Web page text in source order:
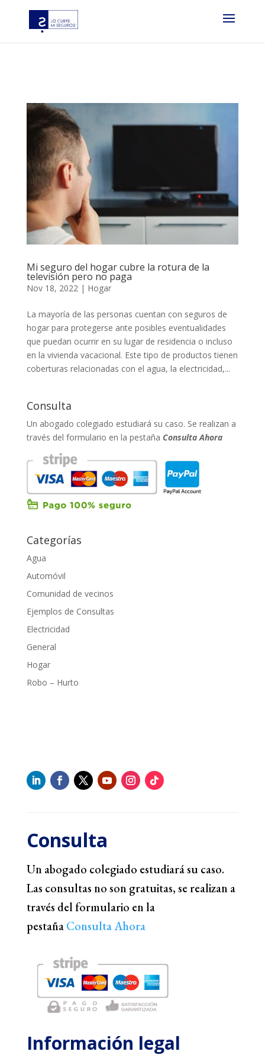
gtm4wp_the_gtm_tag(); } ?
Mi seguro del hogar cubre la rotura de la
televisión pero no paga
Nov 18, 2022| Hogar
La mayoría de las personas cuentan con seguros de
hogar para protegerse ante posibles eventualidades
que puedan ocurrir en su lugar de residencia o incluso
en la vivienda vacacional. Este tipo de productos tienen
coberturas relacionadas con el agua, la electricidad,...
Consulta
Un abogado colegiado estudiará su caso. Se realizan a
través del formulario en la pestaña Consulta Ahora
Categorías
Agua
Automóvil
Comunidad de vecinos
Ejemplos de Consultas
Electricidad
General
Hogar
Robo – Hurto
Consulta
Un abogado colegiado estudiará su caso.
Las consultas no son gratuitas, se realizan a
través del formulario en la
pestañaConsulta Ahora
Información legal